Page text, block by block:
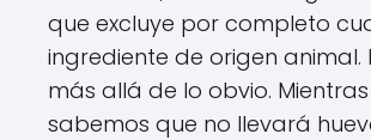
que excluye por completo
ingrediente de origen animal.
más allá de lo obvio.
sabemos que no llevará